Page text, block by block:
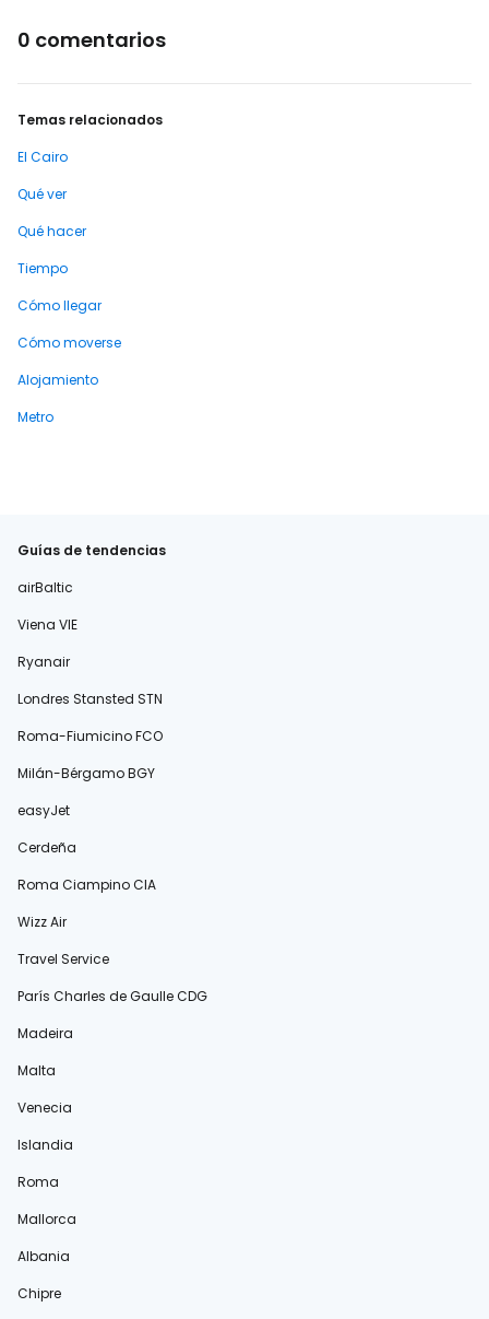
0 comentarios
Temas relacionados
El Cairo
Qué ver
Qué hacer
Tiempo
Cómo llegar
Cómo moverse
Alojamiento
Metro
Guías de tendencias
airBaltic
Viena VIE
Ryanair
Londres Stansted STN
Roma-Fiumicino FCO
Milán-Bérgamo BGY
easyJet
Cerdeña
Roma Ciampino CIA
Wizz Air
Travel Service
París Charles de Gaulle CDG
Madeira
Malta
Venecia
Islandia
Roma
Mallorca
Albania
Chipre